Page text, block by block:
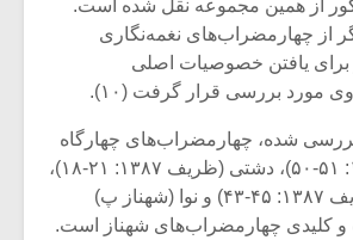
از همین مجموعه نقل شده است.
از چهارمضراب‌های نغمه‌نگاری
برای یافتن خصوصیات اصلی
مورد بررسی قرار گرفت (۱۰).
شده، چهارمضراب‌های چهارگاه
(فا) (ظریف ۱۳۸۷: ۵۱-۵۰)، دشتی (ظریف ۱۳۸۷: ۲۱-۱۸)،
چهارگاه (دو) (ظریف ۱۳۸۷: ۴۵-۴۳) و نوا (شهناز پ)
کلیدی چهارمضراب‌های شهناز است.